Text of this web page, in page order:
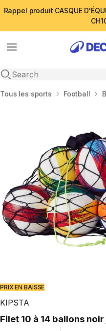
Rappel produit CASQUE
Menu
Open search
Accueil
Tous les sports Football
PRIX EN BAISSE
KIPSTA
Filet 10 à 14 ballons